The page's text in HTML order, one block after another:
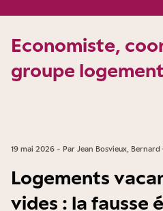
Economiste,
groupe
19 mai 2026 - Par Jean Bosvieux, Bernard
Logements
vides : la fausse